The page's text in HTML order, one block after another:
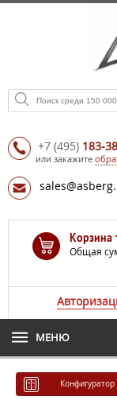
+7 (495) 183-
или закажите
Корзина
Общая
МЕНЮ
Конфигуратор